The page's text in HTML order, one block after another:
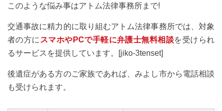
このような悩み事はアトム法律事務所まで!
交通事故に精力的に取り組むアトム法律事務所では、対象
者の方に スマホやPCで手軽に弁護士無料相談を受けられ
るサービスを提供しています。[jiko-3tenset]
後遺症がある方のご家族であれば、みよし市から電話相談
も受けられます。